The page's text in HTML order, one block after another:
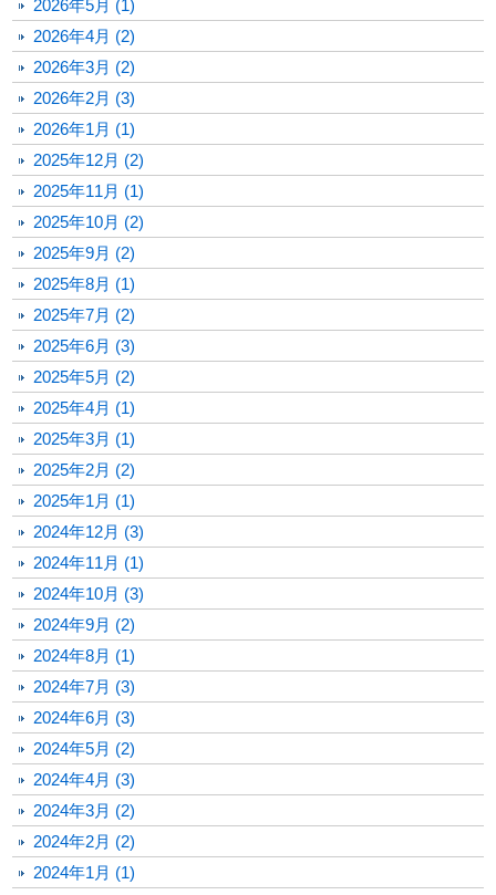
2026年5月 (1)
2026年4月 (2)
2026年3月 (2)
2026年2月 (3)
2026年1月 (1)
2025年12月 (2)
2025年11月 (1)
2025年10月 (2)
2025年9月 (2)
2025年8月 (1)
2025年7月 (2)
2025年6月 (3)
2025年5月 (2)
2025年4月 (1)
2025年3月 (1)
2025年2月 (2)
2025年1月 (1)
2024年12月 (3)
2024年11月 (1)
2024年10月 (3)
2024年9月 (2)
2024年8月 (1)
2024年7月 (3)
2024年6月 (3)
2024年5月 (2)
2024年4月 (3)
2024年3月 (2)
2024年2月 (2)
2024年1月 (1)